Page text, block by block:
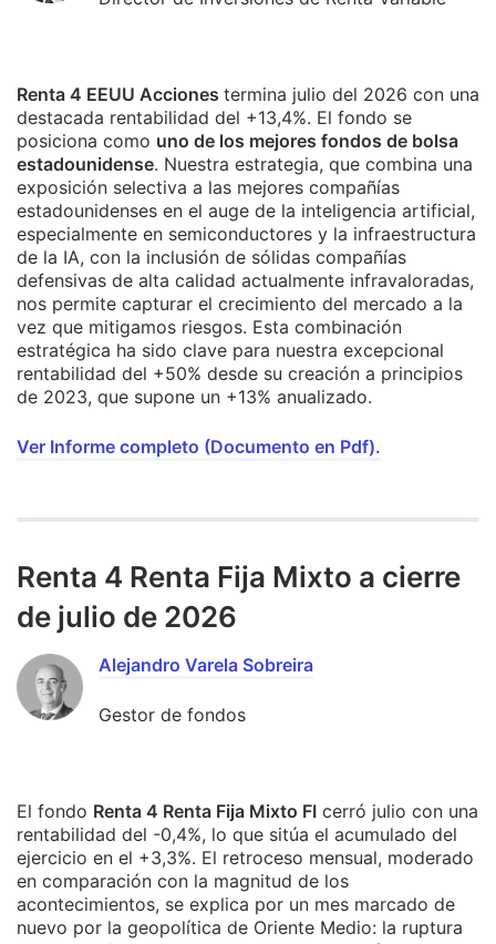
Renta 4 EEUU Acciones termina julio del 2026 con una
destacada rentabilidad del +13,4%. El fondo se
posiciona como uno de los mejores fondos de bolsa
estadounidense. Nuestra estrategia, que combina una
exposición selectiva a las mejores compañías
estadounidenses en el auge de la inteligencia artificial,
especialmente en semiconductores y la infraestructura
de la IA, con la inclusión de sólidas compañías
defensivas de alta calidad actualmente infravaloradas,
nos permite capturar el crecimiento del mercado a la
vez que mitigamos riesgos. Esta combinación
estratégica ha sido clave para nuestra excepcional
rentabilidad del +50% desde su creación a principios
de 2023, que supone un +13% anualizado.
Ver Informe completo (Documento en Pdf).
Renta 4 Renta Fija Mixto a cierre
de julio de 2026
Alejandro Varela Sobreira
Gestor de fondos
El fondo Renta 4 Renta Fija Mixto FI cerró julio con una
rentabilidad del -0,4%, lo que sitúa el acumulado del
ejercicio en el +3,3%. El retroceso mensual, moderado
en comparación con la magnitud de los
acontecimientos, se explica por un mes marcado de
nuevo por la geopolítica de Oriente Medio: la ruptura